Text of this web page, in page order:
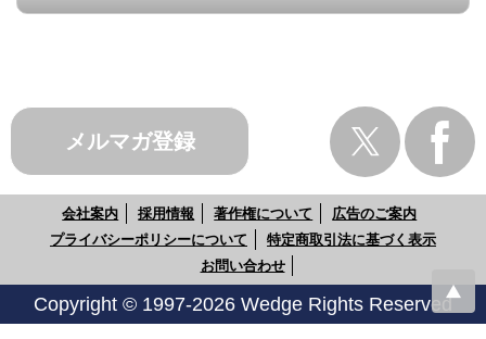
メルマガ登録
会社案内 採用情報 著作権について
広告のご案内
プライバシーポリシーについて
特定商取引法に基づく表示
お問い合わせ
Copyright © 1997-2026 Wedge Rights Reserved